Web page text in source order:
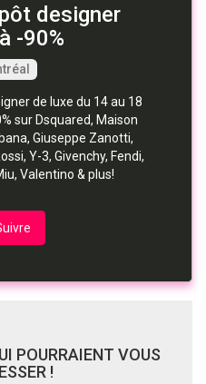
designer
-90%
de luxe du 14 au 18
sur Dsquared, Maison
Giuseppe Zanotti,
Y-3, Givenchy, Fendi,
Valentino & plus!
POURRAIENT VOUS
!